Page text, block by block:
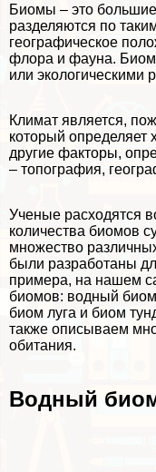
Биомы – это
разделяются по
географическое
флора и фауна.
или экологическими
Климат является,
который определяет
другие факторы,
– топография,
Ученые расходятся
количества биомов
множество
были разработаны
примера, на нашем
биомов: водный
биом луга и биом
также описываем
обитания.
Водный